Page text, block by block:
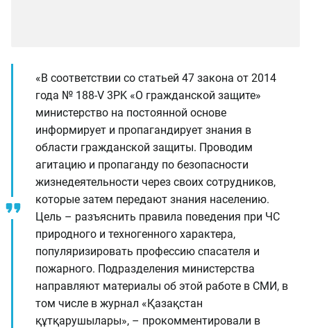
«В соответствии со статьей 47 закона от 2014
года № 188-V 3PK «О гражданской защите»
министерство на постоянной основе
информирует и пропагандирует знания в
области гражданской защиты. Проводим
агитацию и пропаганду по безопасности
жизнедеятельности через своих сотрудников,
которые затем передают знания населению.
Цель – разъяснить правила поведения при ЧС
природного и техногенного характера,
популяризировать профессию спасателя и
пожарного. Подразделения министерства
направляют материалы об этой работе в СМИ, в
том числе в журнал «Қазақстан
құтқарушылары», – прокомментировали в